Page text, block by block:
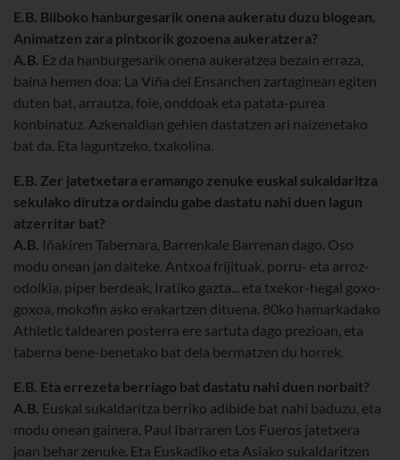
E.B. Bilboko hanburgesarik onena aukeratu duzu blogean.
Animatzen zara pintxorik gozoena aukeratzera?
A.B. Ez da hanburgesarik onena aukeratzea bezain erraza,
baina hemen doa: La Viña del Ensanchen zartaginean egiten
duten bat, arrautza, foie, onddoak eta patata-purea
konbinatuz. Azkenaldian gehien dastatzen ari naizenetako
bat da. Eta laguntzeko, txakolina.
E.B. Zer jatetxetara eramango zenuke euskal sukaldaritza
sekulako dirutza ordaindu gabe dastatu nahi duen lagun
atzerritar bat?
A.B. Iñakiren Tabernara, Barrenkale Barrenan dago. Oso
modu onean jan daiteke. Antxoa frijituak, porru- eta arroz-
odolkia, piper berdeak, Iratiko gazta... eta txekor-hegal goxo-
goxoa, mokofin asko erakartzen dituena. 80ko hamarkadako
Athletic taldearen posterra ere sartuta dago prezioan, eta
taberna bene-benetako bat dela bermatzen du horrek.
E.B. Eta errezeta berriago bat dastatu nahi duen norbait?
A.B. Euskal sukaldaritza berriko adibide bat nahi baduzu, eta
modu onean gainera, Paul Ibarraren Los Fueros jatetxera
joan behar zenuke. Eta Euskadiko eta Asiako sukaldaritzen